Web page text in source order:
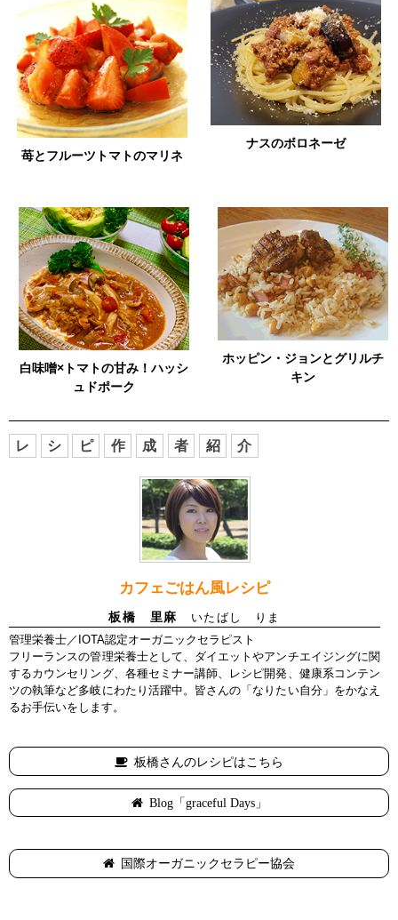
苺とフルーツトマトのマリネ
ナスのボロネーゼ
白味噌×トマトの甘み！ハッシ
ュドポーク
ホッピン・ジョンとグリルチ
キン
レ シ ピ 作 成 者 紹 介
カフェごはん風レシピ
板橋 里麻
いたばし りま
管理栄養士／IOTA認定オーガニックセラピスト
フリーランスの管理栄養士として、ダイエットやアンチエイジングに関
するカウンセリング、各種セミナー講師、レシピ開発、健康系コンテン
ツの執筆など多岐にわたり活躍中。皆さんの「なりたい自分」をかなえ
るお手伝いをします。
板橋さんのレシピはこちら
Blog「graceful Days」
国際オーガニックセラピー協会